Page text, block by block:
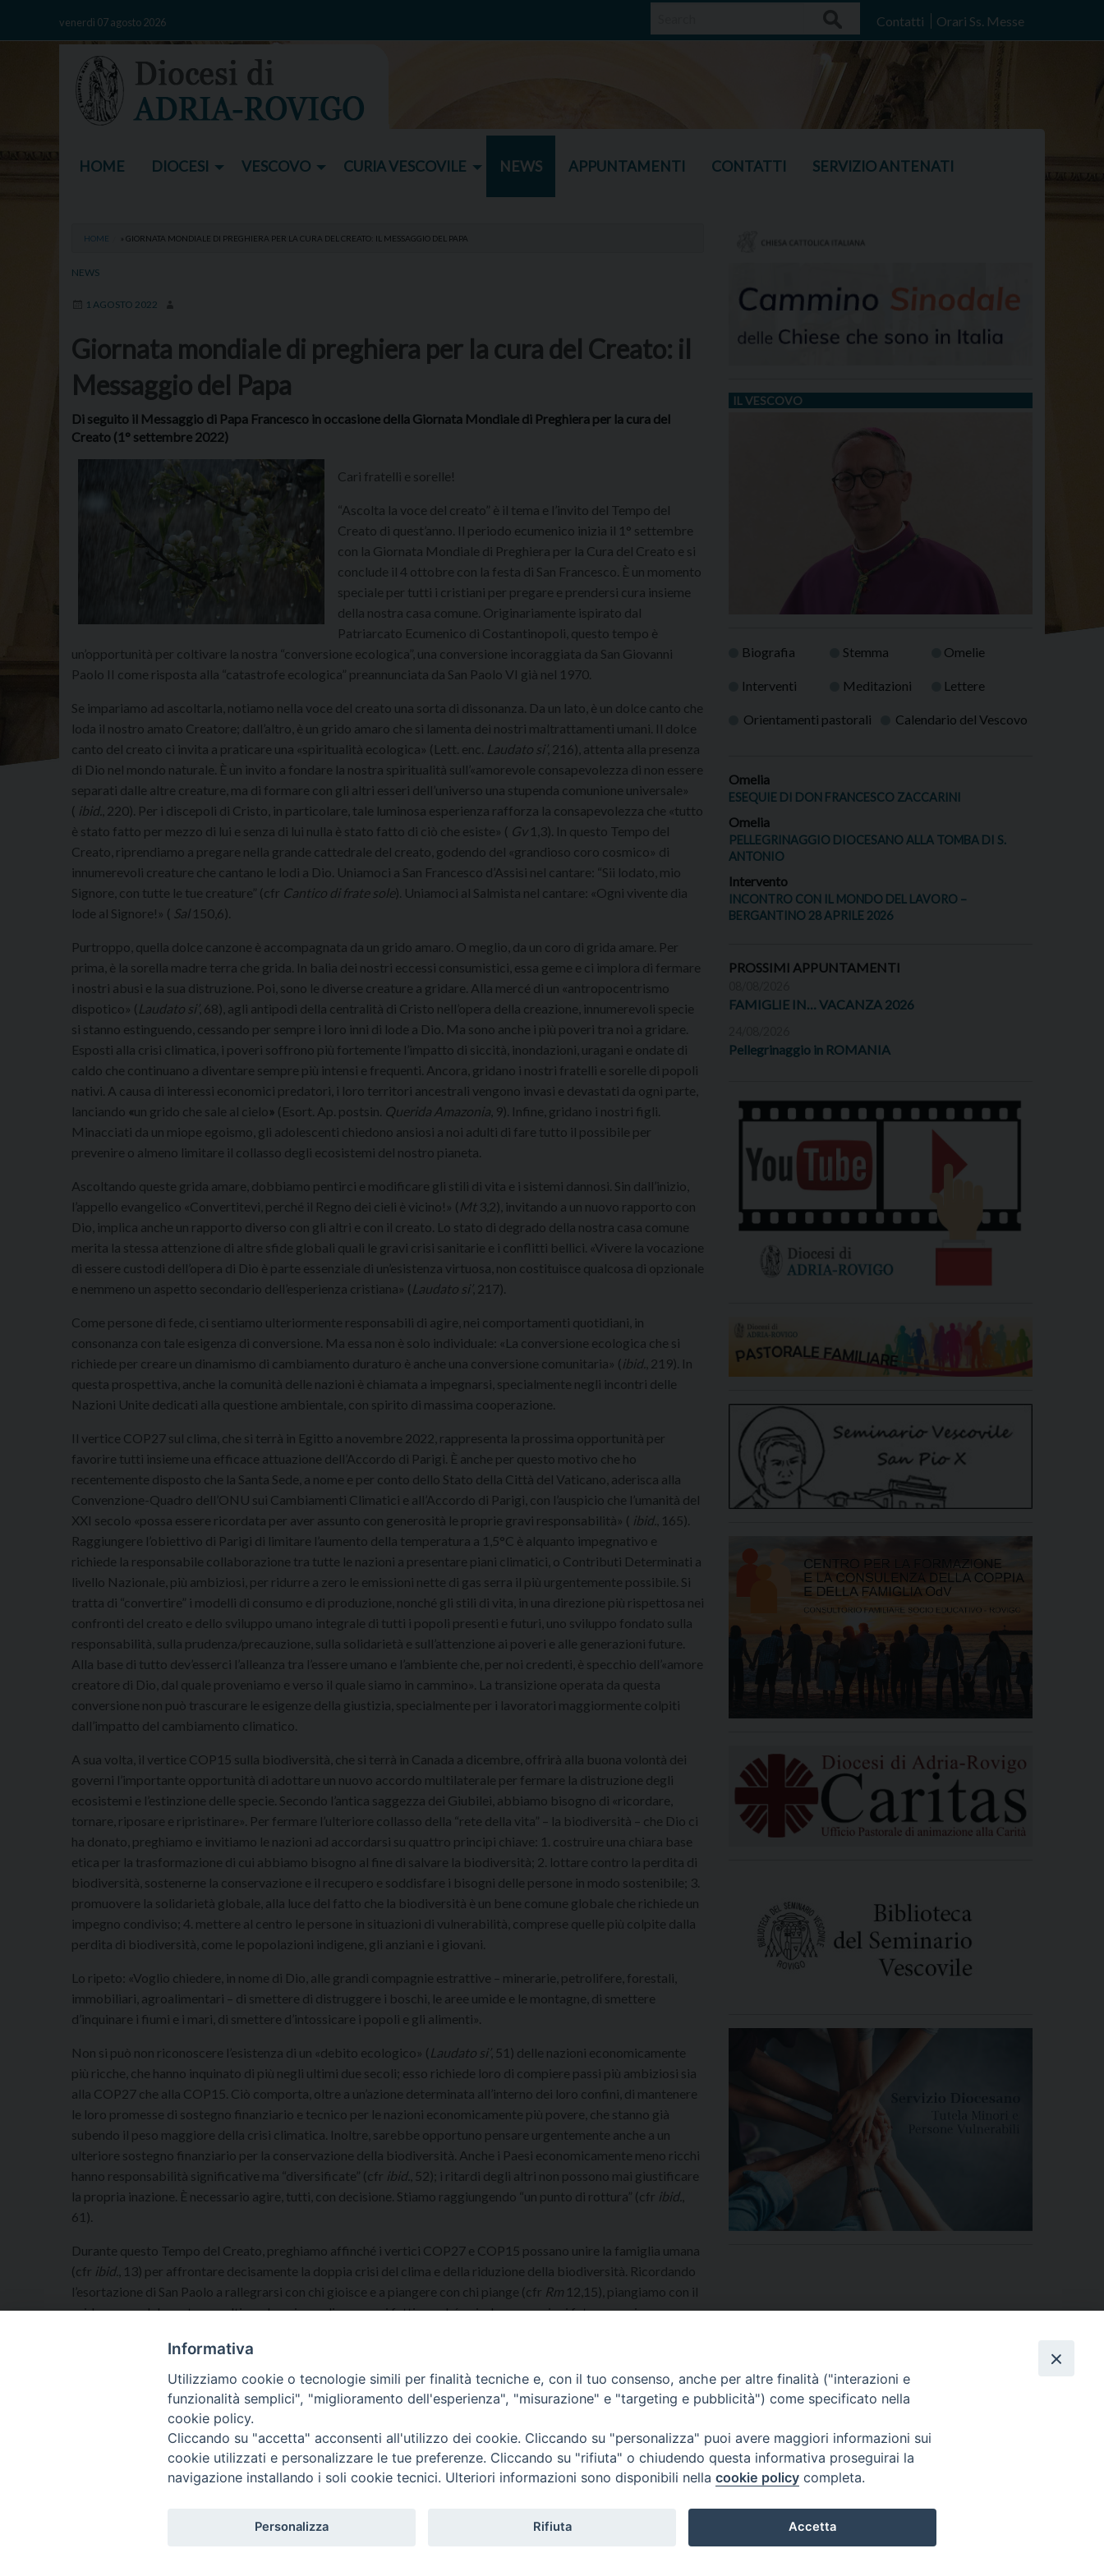
venerdì 07 agosto 2026 Contatti Orari Ss. Messe
HOME DIOCESI VESCOVO CURIA VESCOVILE NEWS APPUNTAMENTI CONTATTI SERVIZIO ANTENATI
HOME » GIORNATA MONDIALE DI PREGHIERA PER LA CURA DEL CREATO: IL MESSAGGIO DEL PAPA
NEWS
1 AGOSTO 2022
Giornata mondiale di preghiera per la cura del Creato: il
Messaggio del Papa
Di seguito il Messaggio di Papa Francesco in occasione della Giornata Mondiale di Preghiera per la cura del
Creato (1° settembre 2022)
Cari fratelli e sorelle!
“Ascolta la voce del creato” è il tema e l’invito del Tempo del
Creato di quest’anno. Il periodo ecumenico inizia il 1° settembre
con la Giornata Mondiale di Preghiera per la Cura del Creato e si
conclude il 4 ottobre con la festa di San Francesco. È un momento
speciale per tutti i cristiani per pregare e prendersi cura insieme
della nostra casa comune. Originariamente ispirato dal
Patriarcato Ecumenico di Costantinopoli, questo tempo è
un’opportunità per coltivare la nostra “conversione ecologica”, una conversione incoraggiata da San Giovanni
Paolo II come risposta alla “catastrofe ecologica” preannunciata da San Paolo VI già nel 1970.
Se impariamo ad ascoltarla, notiamo nella voce del creato una sorta di dissonanza. Da un lato, è un dolce canto che
loda il nostro amato Creatore; dall’altro, è un grido amaro che si lamenta dei nostri maltrattamenti umani. Il dolce
canto del creato ci invita a praticare una «spiritualità ecologica» (Lett. enc. Laudato si’, 216), attenta alla presenza
di Dio nel mondo naturale. È un invito a fondare la nostra spiritualità sull’«amorevole consapevolezza di non essere
separati dalle altre creature, ma di formare con gli altri esseri dell’universo una stupenda comunione universale»
( ibid. , 220). Per i discepoli di Cristo, in particolare, tale luminosa esperienza rafforza la consapevolezza che «tutto
è stato fatto per mezzo di lui e senza di lui nulla è stato fatto di ciò che esiste» ( Gv 1,3). In questo Tempo del
Creato, riprendiamo a pregare nella grande cattedrale del creato, godendo del «grandioso coro cosmico» di
innumerevoli creature che cantano le lodi a Dio. Uniamoci a San Francesco d’Assisi nel cantare: “Sii lodato, mio
Signore, con tutte le tue creature” (cfr Cantico di frate sole). Uniamoci al Salmista nel cantare: «Ogni vivente dia
lode al Signore!» ( Sal150,6).
Purtroppo, quella dolce canzone è accompagnata da un grido amaro. O meglio, da un coro di grida amare. Per
prima, è la sorella madre terra che grida. In balia dei nostri eccessi consumistici, essa geme e ci implora di fermare
i nostri abusi e la sua distruzione. Poi, sono le diverse creature a gridare. Alla mercé di un «antropocentrismo
dispotico» ( Laudato si’, 68), agli antipodi della centralità di Cristo nell’opera della creazione, innumerevoli specie
si stanno estinguendo, cessando per sempre i loro inni di lode a Dio. Ma sono anche i più poveri tra noi a gridare.
Esposti alla crisi climatica, i poveri soffrono più fortemente l’impatto di siccità, inondazioni, uragani e ondate di
caldo che continuano a diventare sempre più intensi e frequenti. Ancora, gridano i nostri fratelli e sorelle di popoli
nativi. A causa di interessi economici predatori, i loro territori ancestrali vengono invasi e devastati da ogni parte,
lanciando «un grido che sale al cielo» (Esort. Ap. postsin. Querida Amazonia , 9). Infine, gridano i nostri figli.
Minacciati da un miope egoismo, gli adolescenti chiedono ansiosi a noi adulti di fare tutto il possibile per
prevenire o almeno limitare il collasso degli ecosistemi del nostro pianeta.
Ascoltando queste grida amare, dobbiamo pentirci e modificare gli stili di vita e i sistemi dannosi. Sin dall’inizio,
l’appello evangelico «Convertitevi, perché il Regno dei cieli è vicino!» ( Mt3,2), invitando a un nuovo rapporto con
Dio, implica anche un rapporto diverso con gli altri e con il creato. Lo stato di degrado della nostra casa comune
merita la stessa attenzione di altre sfide globali quali le gravi crisi sanitarie e i conflitti bellici. «Vivere la vocazione
di essere custodi dell’opera di Dio è parte essenziale di un’esistenza virtuosa, non costituisce qualcosa di opzionale
e nemmeno un aspetto secondario dell’esperienza cristiana» ( Laudato si’, 217).
Come persone di fede, ci sentiamo ulteriormente responsabili di agire, nei comportamenti quotidiani, in
consonanza con tale esigenza di conversione. Ma essa non è solo individuale: «La conversione ecologica che si
richiede per creare un dinamismo di cambiamento duraturo è anche una conversione comunitaria» ( ibid. , 219). In
questa prospettiva, anche la comunità delle nazioni è chiamata a impegnarsi, specialmente negli incontri delle
Nazioni Unite dedicati alla questione ambientale, con spirito di massima cooperazione.
Il vertice COP27 sul clima, che si terrà in Egitto a novembre 2022, rappresenta la prossima opportunità per
favorire tutti insieme una efficace attuazione dell’Accordo di Parigi. È anche per questo motivo che ho
recentemente disposto che la Santa Sede, a nome e per conto dello Stato della Città del Vaticano, aderisca alla
Convenzione-Quadro dell’ONU sui Cambiamenti Climatici e all’Accordo di Parigi, con l’auspicio che l’umanità del
XXI secolo «possa essere ricordata per aver assunto con generosità le proprie gravi responsabilità» ( ibid. , 165).
Raggiungere l’obiettivo di Parigi di limitare l’aumento della temperatura a 1,5°C è alquanto impegnativo e
richiede la responsabile collaborazione tra tutte le nazioni a presentare piani climatici, o Contributi Determinati a
livello Nazionale, più ambiziosi, per ridurre a zero le emissioni nette di gas serra il più urgentemente possibile. Si
tratta di “convertire” i modelli di consumo e di produzione, nonché gli stili di vita, in una direzione più rispettosa nei
confronti del creato e dello sviluppo umano integrale di tutti i popoli presenti e futuri, uno sviluppo fondato sulla
responsabilità, sulla prudenza/precauzione, sulla solidarietà e sull’attenzione ai poveri e alle generazioni future.
Alla base di tutto dev’esserci l’alleanza tra l’essere umano e l’ambiente che, per noi credenti, è specchio dell’«amore
creatore di Dio, dal quale proveniamo e verso il quale siamo in cammino». La transizione operata da questa
conversione non può trascurare le esigenze della giustizia, specialmente per i lavoratori maggiormente colpiti
dall’impatto del cambiamento climatico.
A sua volta, il vertice COP15 sulla biodiversità, che si terrà in Canada a dicembre, offrirà alla buona volontà dei
governi l’importante opportunità di adottare un nuovo accordo multilaterale per fermare la distruzione degli
ecosistemi e l’estinzione delle specie. Secondo l’antica saggezza dei Giubilei, abbiamo bisogno di «ricordare,
tornare, riposare e ripristinare». Per fermare l’ulteriore collasso della “rete della vita” – la biodiversità – che Dio ci
ha donato, preghiamo e invitiamo le nazioni ad accordarsi su quattro principi chiave: 1. costruire una chiara base
etica per la trasformazione di cui abbiamo bisogno al fine di salvare la biodiversità; 2. lottare contro la perdita di
biodiversità, sostenerne la conservazione e il recupero e soddisfare i bisogni delle persone in modo sostenibile; 3.
promuovere la solidarietà globale, alla luce del fatto che la biodiversità è un bene comune globale che richiede un
impegno condiviso; 4. mettere al centro le persone in situazioni di vulnerabilità, comprese quelle più colpite dalla
perdita di biodiversità, come le popolazioni indigene, gli anziani e i giovani.
Lo ripeto: «Voglio chiedere, in nome di Dio, alle grandi compagnie estrattive – minerarie, petrolifere, forestali,
immobiliari, agroalimentari – di smettere di distruggere i boschi, le aree umide e le montagne, di smettere
d’inquinare i fiumi e i mari, di smettere d’intossicare i popoli e gli alimenti».
Non si può non riconoscere l’esistenza di un «debito ecologico» ( Laudato si’, 51) delle nazioni economicamente
più ricche, che hanno inquinato di più negli ultimi due secoli; esso richiede loro di compiere passi più ambiziosi sia
alla COP27 che alla COP15. Ciò comporta, oltre a un’azione determinata all’interno dei loro confini, di mantenere
le loro promesse di sostegno finanziario e tecnico per le nazioni economicamente più povere, che stanno già
subendo il peso maggiore della crisi climatica. Inoltre, sarebbe opportuno pensare urgentemente anche a un
ulteriore sostegno finanziario per la conservazione della biodiversità. Anche i Paesi economicamente meno ricchi
hanno responsabilità significative ma “diversificate” (cfr ibid. , 52); i ritardi degli altri non possono mai giustificare
la propria inazione. È necessario agire, tutti, con decisione. Stiamo raggiungendo “un punto di rottura” (cfr ibid.
61).
Durante questo Tempo del Creato, preghiamo affinché i vertici COP27 e COP15 possano unire la famiglia umana
(cfr ibid. , 13) per affrontare decisamente la doppia crisi del clima e della riduzione della biodiversità. Ricordando
l’esortazione di San Paolo a rallegrarsi con chi gioisce e a piangere con chi piange (cfr Rm 12,15), piangiamo con il
grido amaro del creato, ascoltiamolo e rispondiamo con i fatti, perché noi e le generazioni future possiamo ancora
IL VESCOVO
Biografia Stemma Omelie
Interventi Meditazioni Lettere
Orientamenti pastorali Calendario del Vescovo
Omelia
ESEQUIE DI DON FRANCESCO ZACCARINI
Omelia
PELLEGRINAGGIO DIOCESANO ALLA TOMBA DI S.
ANTONIO
Intervento
INCONTRO CON IL MONDO DEL LAVORO –
BERGANTINO 28 APRILE 2026
PROSSIMI APPUNTAMENTI
FAMIGLIE IN… VACANZA 2026
Pellegrinaggio in ROMANIA
APPUNTAMENTI CONTATTI SERVIZIO ANTENATI
All Rights Reserved.
Informativa
Utilizziamo cookie o tecnologie simili per finalità tecniche e, con il tuo consenso, anche per altre finalità ("interazioni e
funzionalità semplici", "miglioramento dell'esperienza", "misurazione" e "targeting e pubblicità") come specificato nella
cookie policy.
Cliccando su "accetta" acconsenti all'utilizzo dei cookie. Cliccando su "personalizza" puoi avere maggiori informazioni sui
cookie utilizzati e personalizzare le tue preferenze. Cliccando su "rifiuta" o chiudendo questa informativa proseguirai la
navigazione installando i soli cookie tecnici. Ulteriori informazioni sono disponibili nella cookie policy completa.
Personalizza Rifiuta Accetta